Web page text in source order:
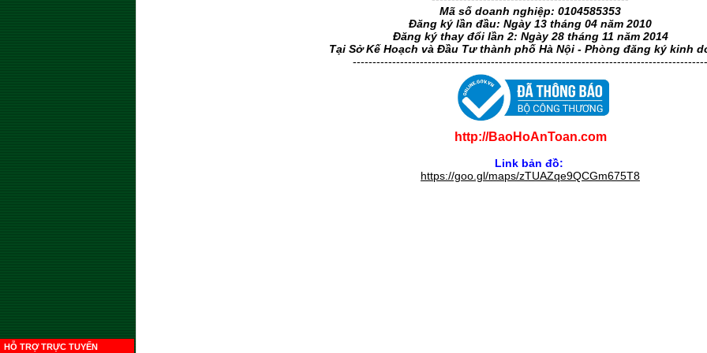
HỖ TRỢ TRỰC TUYẾN
Mã số doanh nghiệp: 0104585353
Đăng ký lần đầu: Ngày 13 tháng 04 năm 2010
Đăng ký thay đổi lần 2: Ngày 28 tháng 11 năm 2014
Tại Sở Kế Hoạch và Đầu Tư thành phố Hà Nội - Phòng đăng ký kinh
------------------------------------------------------------------------------------------
http://BaoHoAnToan.com
Link bản đồ:
https://goo.gl/maps/zTUAZqe9QCGm675T8